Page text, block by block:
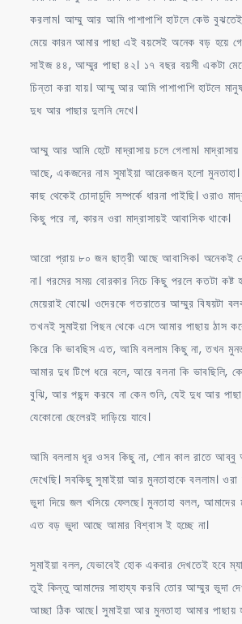
করলাম। আম্মু আর আমি পাশাপাশি হাটলে কেউ
মেয়ে কারন আমার পাছা এই বয়সেই অনেক বড় হয়ে
সাইজ ৪৪, আম্মুর পাছা ৪২। ১৭ বছর বয়সী একটা
চিন্তা করা যায়। আম্মু আর আমি পাশাপাশি হাটলে
দুধ আর পাছার দুলনি দেখে।
আম্মু আর আমি হেটে মাদ্রাসায় চলে গেলাম।
আছে, একজনের নাম সুমাইয়া আরেকজন হলো মুনতাহা।
কাছ থেকেই চোদাচুদি সম্পর্কে ধারনা পাইছি। ওরাও
কিছু পরে না, কারন ওরা মাদ্রাসায়ই আবাসিক থাকে।
আরো প্রায় ৮০ জন ছাত্রী আছে আবাসিক। অনেকই
না। গরমের সময় বোরকার নিচে কিছু পরলে কতটা কষ্ট
মেয়েরাই বোঝে। ওদেরকে গতরাতের আম্মুর বিষয়টা
তখনই সুমাইয়া পিছন থেকে এসে আমার পাছায় ঠাস
কিরে কি ভাবছিস এত, আমি বললাম কিছু না, তখন
আমার দুধ টিপে ধরে বলে, আরে বলনা কি ভাবছিলি,
বুঝি, আর পছন্দ করবে না কেন শুনি, যেই দুধ আর পাছা
যেকোনো ছেলেরই দাড়িয়ে যাবে।
আমি বললাম ধূর ওসব কিছু না, শোন কাল রাতে আব্বু
দেখেছি। সবকিছু সুমাইয়া আর মুনতাহাকে বললাম।
ভুদা দিয়ে জল খসিয়ে ফেলছে। মুনতাহা বলল, আমাদের
এত বড় ভুদা আছে আমার বিশ্বাস ই হচ্ছে না।
সুমাইয়া বলল, যেভাবেই হোক একবার দেখতেই হবে
তুই কিন্তু আমাদের সাহায্য করবি তোর আম্মুর ভুদা
আচ্ছা ঠিক আছে। সুমাইয়া আর মুনতাহা আমার পাছায়